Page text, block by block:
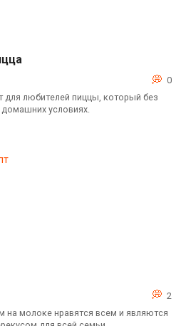
0
для любителей пиццы, который без
условиях.
2
на молоке нравятся всем и являются